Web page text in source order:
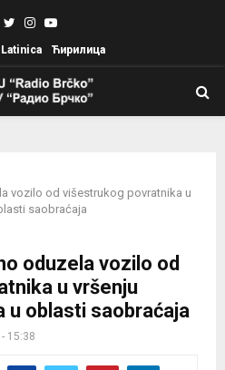
TwitterInstagram
Youtube
Latinica Ћирилица
vozilo od višestrukog povratnika u
saobraćaja
oduzela vozilo od
u vršenju
u oblasti saobraćaja
15:38